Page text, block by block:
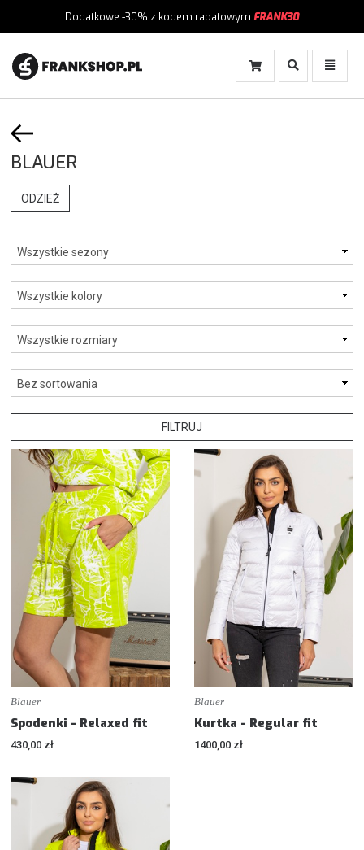
Dodatkowe -30% z kodem rabatowym FRANK30
Włącz
Menu
Włącz
Wyszukiwanie
BLAUER
ODZIEŻ
FILTRUJ
Blauer
Spodenki - Relaxed fit
430,00 zł
Blauer
Kurtka - Regular fit
1400,00 zł